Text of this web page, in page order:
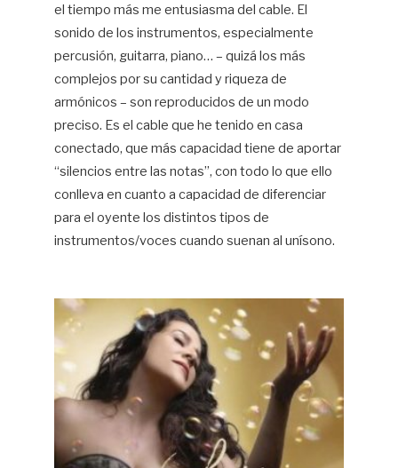
el tiempo más me entusiasma del cable. El
sonido de los instrumentos, especialmente
percusión, guitarra, piano… – quizá los más
complejos por su cantidad y riqueza de
armónicos – son reproducidos de un modo
preciso. Es el cable que he tenido en casa
conectado, que más capacidad tiene de aportar
“silencios entre las notas”, con todo lo que ello
conlleva en cuanto a capacidad de diferenciar
para el oyente los distintos tipos de
instrumentos/voces cuando suenan al unísono.